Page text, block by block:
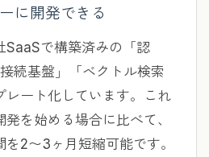
に開発できる
SaaSで構築済みの「認
続基盤」「ベクトル検索
レート化しています。これ
を始める場合に比べて、
2〜3ヶ月短縮可能です。